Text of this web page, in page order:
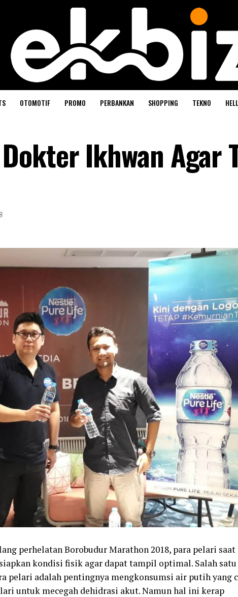
OTOMOTIF PROMO PERBANKAN SHOPPING TEKNO
Ikhwan Agar
perhelatan Borobudur Marathon 2018, para pelari
kondisi fisik agar dapat tampil optimal. Salah satu
pelari adalah pentingnya mengkonsumsi air putih yang
lari untuk mecegah dehidrasi akut. Namun hal ini kerap